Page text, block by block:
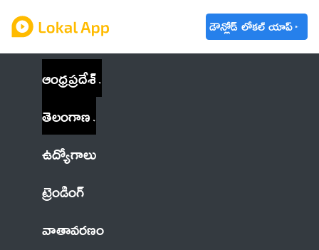
డౌన్లోడ్ లోకల్ యాప్
ఆంధ్రప్రదేశ్
తెలంగాణ
ఉద్యోగాలు
ట్రెండింగ్
వాతావరణం